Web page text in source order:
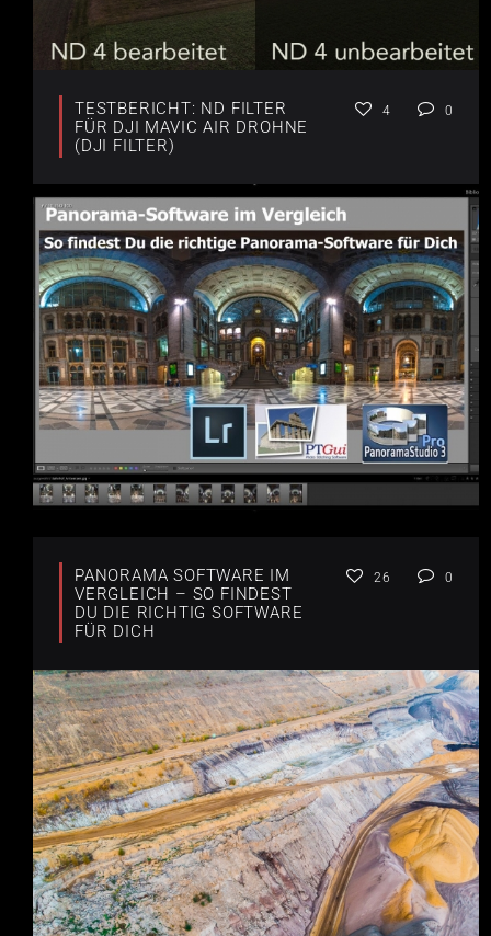
TESTBERICHT: ND FILTER
FÜR DJI MAVIC AIR DROHNE
(DJI FILTER)
4 0
PANORAMA SOFTWARE IM
VERGLEICH – SO FINDEST
DU DIE RICHTIG SOFTWARE
FÜR DICH
26 0